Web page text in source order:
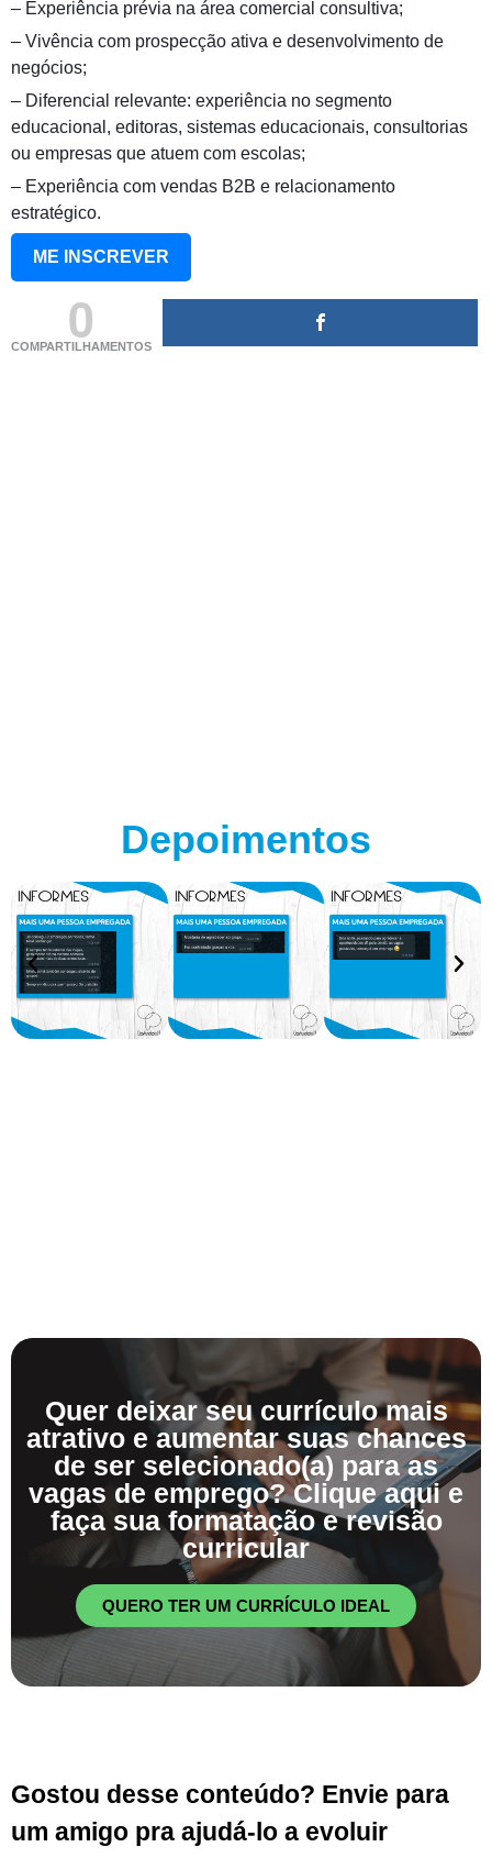
– Experiência prévia na área comercial consultiva;
– Vivência com prospecção ativa e desenvolvimento de
negócios;
– Diferencial relevante: experiência no segmento
educacional, editoras, sistemas educacionais, consultorias
ou empresas que atuem com escolas;
– Experiência com vendas B2B e relacionamento
estratégico.
ME INSCREVER
0
COMPARTILHAMENTOS
Depoimentos
Quer deixar seu currículo mais
atrativo e aumentar suas chances
de ser selecionado(a) para as
vagas de emprego? Clique aqui e
faça sua formatação e revisão
curricular
QUERO TER UM CURRÍCULO IDEAL
Gostou desse conteúdo? Envie para
um amigo pra ajudá-lo a evoluir